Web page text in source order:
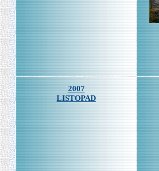
2007
LISTOPAD